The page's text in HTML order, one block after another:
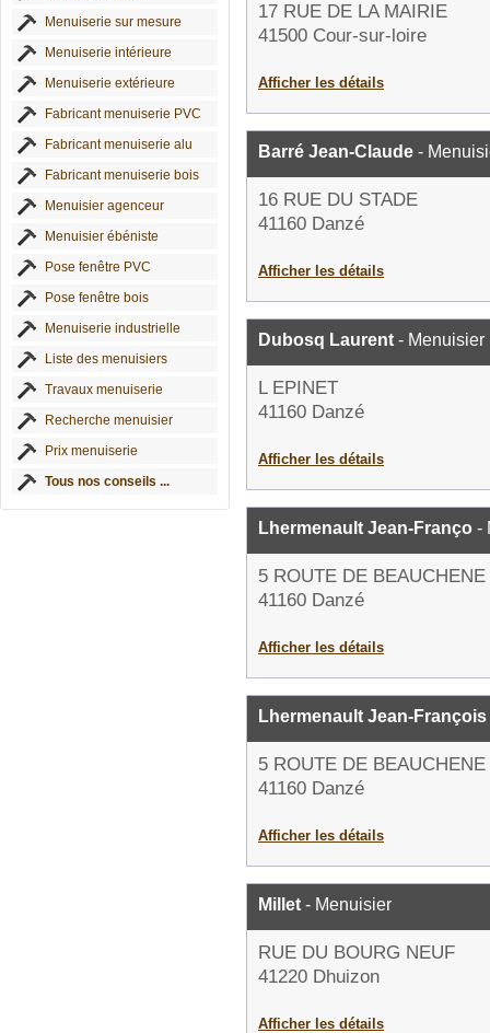
Menuiserie sur mesure
Menuiserie intérieure
Menuiserie extérieure
Fabricant menuiserie PVC
Fabricant menuiserie alu
Fabricant menuiserie bois
Menuisier agenceur
Menuisier ébéniste
Pose fenêtre PVC
Pose fenêtre bois
Menuiserie industrielle
Liste des menuisiers
Travaux menuiserie
Recherche menuisier
Prix menuiserie
Tous nos conseils ...
17 RUE DE LA MAIRIE
41500 Cour-sur-loire
Afficher les détails
Barré Jean-Claude -
16 RUE DU STADE
41160 Danzé
Afficher les détails
Dubosq Laurent - Menuisier
L EPINET
41160 Danzé
Afficher les détails
Lhermenault Jean-Franço -
5 ROUTE DE BEAUCHENE
41160 Danzé
Afficher les détails
Lhermenault Jean-François
5 ROUTE DE BEAUCHENE
41160 Danzé
Afficher les détails
Millet - Menuisier
RUE DU BOURG NEUF
41220 Dhuizon
Afficher les détails